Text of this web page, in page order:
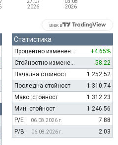
виж в
Статистика
Процентно изменение
+4.65%
Стойностно изменение
58.22
Начална стойност
1 252.52
Последна стойност
1 310.74
Макс. стойност
1 312.23
Мин. стойност
1 246.56
P/E
06.08.2026 г.
7.88
P/B
06.08.2026 г. 2.03